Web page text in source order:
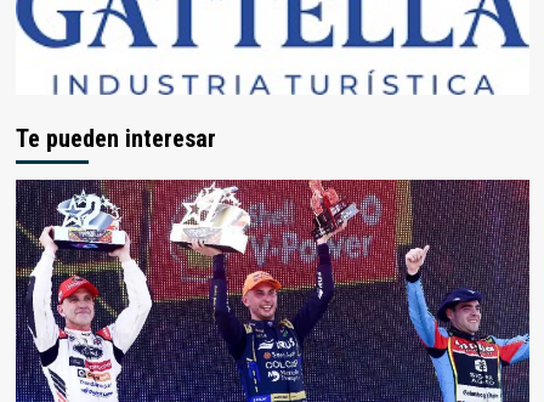
Te pueden interesar